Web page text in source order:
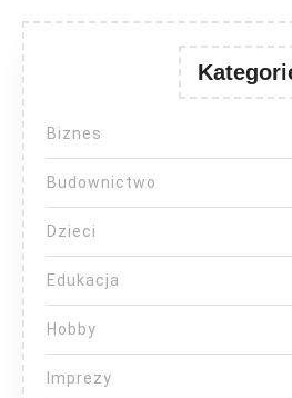
Biznes
Budownictwo
Dzieci
Edukacja
Hobby
Imprezy